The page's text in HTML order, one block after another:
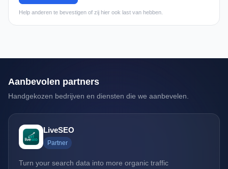
Help anderen te bevestigen of zij hier ook last van hebben.
Aanbevolen partners
Handgekozen bedrijven en diensten die we aanbevelen.
LiveSEO
Partner
Turn your search data into more organic traffic